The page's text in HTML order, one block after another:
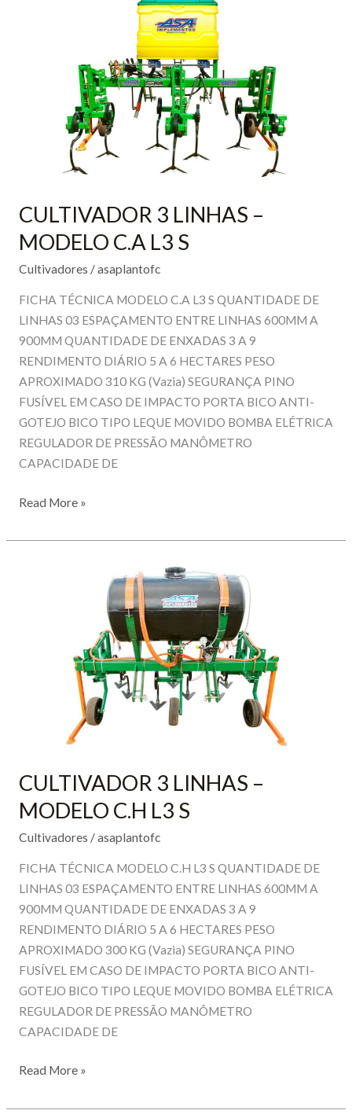
CULTIVADOR 3 LINHAS –
MODELO C.A L3 S
Cultivadores /asaplantofc
FICHA TÉCNICA MODELO C.A L3 S QUANTIDADE DE
LINHAS 03 ESPAÇAMENTO ENTRE LINHAS 600MM A
900MM QUANTIDADE DE ENXADAS 3 A 9
RENDIMENTO DIÁRIO 5 A 6 HECTARES PESO
APROXIMADO 310 KG (Vazia) SEGURANÇA PINO
FUSÍVEL EM CASO DE IMPACTO PORTA BICO ANTI-
GOTEJO BICO TIPO LEQUE MOVIDO BOMBA ELÉTRICA
REGULADOR DE PRESSÃO MANÔMETRO
CAPACIDADE DE
CULTIVADOR
LINHAS
Read More »
CULTIVADOR 3 LINHAS –
MODELO C.H L3 S
Cultivadores /asaplantofc
FICHA TÉCNICA MODELO C.H L3 S QUANTIDADE DE
LINHAS 03 ESPAÇAMENTO ENTRE LINHAS 600MM A
900MM QUANTIDADE DE ENXADAS 3 A 9
RENDIMENTO DIÁRIO 5 A 6 HECTARES PESO
APROXIMADO 300 KG (Vazia) SEGURANÇA PINO
FUSÍVEL EM CASO DE IMPACTO PORTA BICO ANTI-
GOTEJO BICO TIPO LEQUE MOVIDO BOMBA ELÉTRICA
REGULADOR DE PRESSÃO MANÔMETRO
CAPACIDADE DE
CULTIVADOR
LINHAS
Read More »